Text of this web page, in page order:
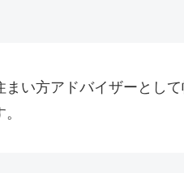
い方アドバイザーとし